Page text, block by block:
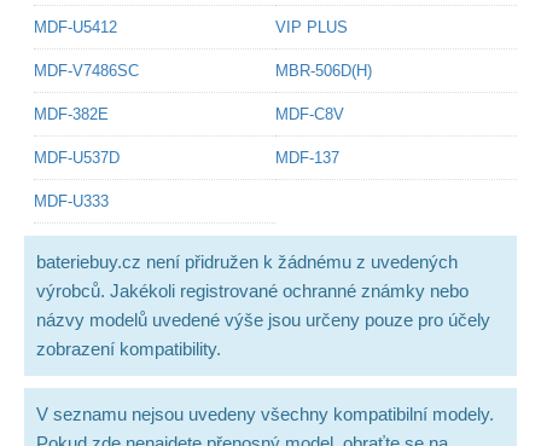
MDF-U5412 VIP PLUS
MDF-V7486SC MBR-506D(H)
MDF-382E MDF-C8V
MDF-U537D MDF-137
MDF-U333
bateriebuy.cz není přidružen k žádnému z uvedených
výrobců. Jakékoli registrované ochranné známky nebo
názvy modelů uvedené výše jsou určeny pouze pro účely
zobrazení kompatibility.
V seznamu nejsou uvedeny všechny kompatibilní modely.